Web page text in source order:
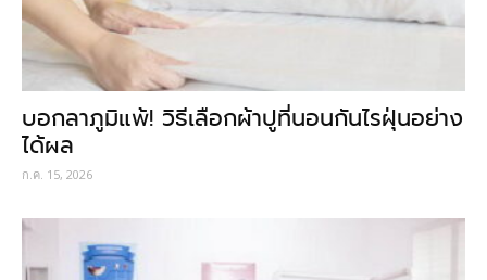
บอกลาภูมิแพ้! วิธีเลือกผ้าปูที่นอนกันไรฝุ่นอย่าง
ได้ผล
ก.ค. 15, 2026